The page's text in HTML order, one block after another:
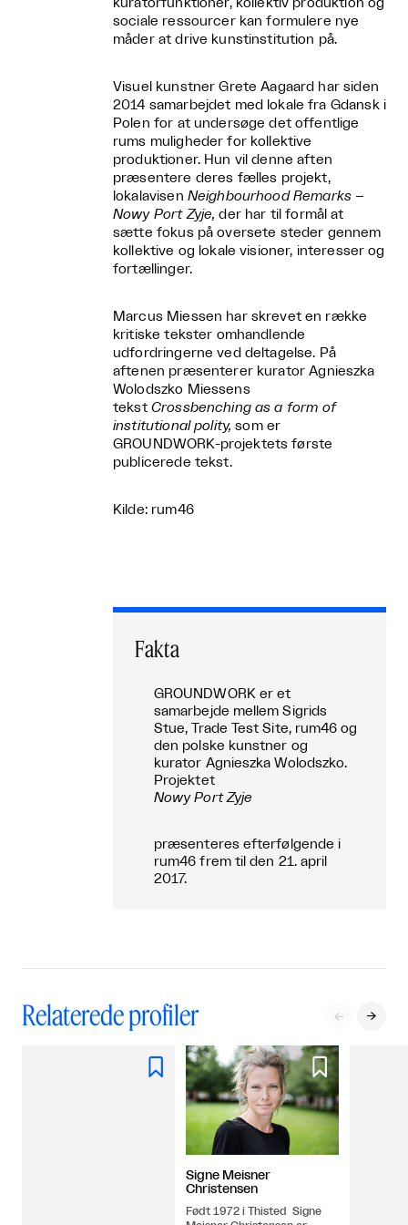
kuratorfunktioner, kollektiv produktion og
sociale ressourcer kan formulere nye
måder at drive kunstinstitution på.
Visuel kunstner Grete Aagaard har siden
2014 samarbejdet med lokale fra Gdansk i
Polen for at undersøge det offentlige
rums muligheder for kollektive
produktioner. Hun vil denne aften
præsentere deres fælles projekt,
lokalavisen Neighbourhood Remarks –
Nowy Port Zyje,der har til formål at
sætte fokus på oversete steder gennem
kollektive og lokale visioner, interesser og
fortællinger.
Marcus Miessen har skrevet en række
kritiske tekster omhandlende
udfordringerne ved deltagelse. På
aftenen præsenterer kuratorAgnieszka
Wolodszko Miessens
tekst Crossbenching as a form of
institutional polity, som er
GROUNDWORK-projektets første
publicerede tekst.
Kilde: rum46
Fakta
GROUNDWORK er et
samarbejde mellem Sigrids
Stue, Trade Test Site, rum46 og
den polske kunstner og
kurator Agnieszka Wolodszko.
Projektet
Nowy Port Zyje
præsenteres efterfølgende i
rum46 frem til den 21. april
2017.
Relaterede profiler  
 
Signe Meisner
Christensen
Født 1972 i Thisted Signe